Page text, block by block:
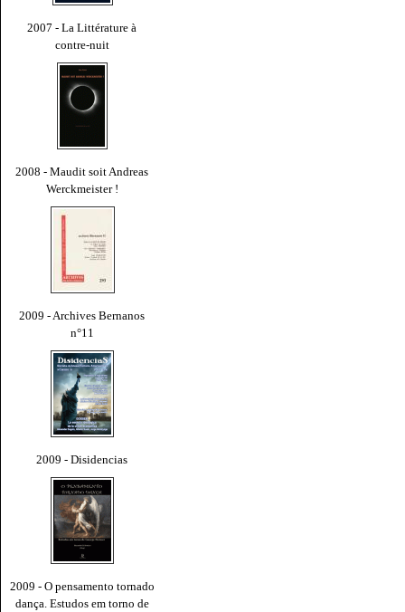
2007 - La Littérature à
contre-nuit
2008 - Maudit soit Andreas
Werckmeister !
2009 - Archives Bernanos
n°11
2009 - Disidencias
2009 - O pensamento tornado
dança. Estudos em torno de